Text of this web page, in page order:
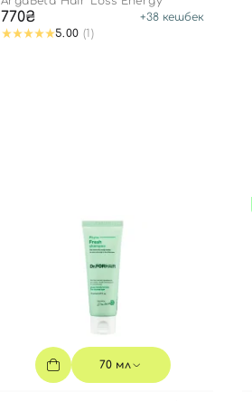
770₴ +38 кешбек
5.00 (1)
70 мл